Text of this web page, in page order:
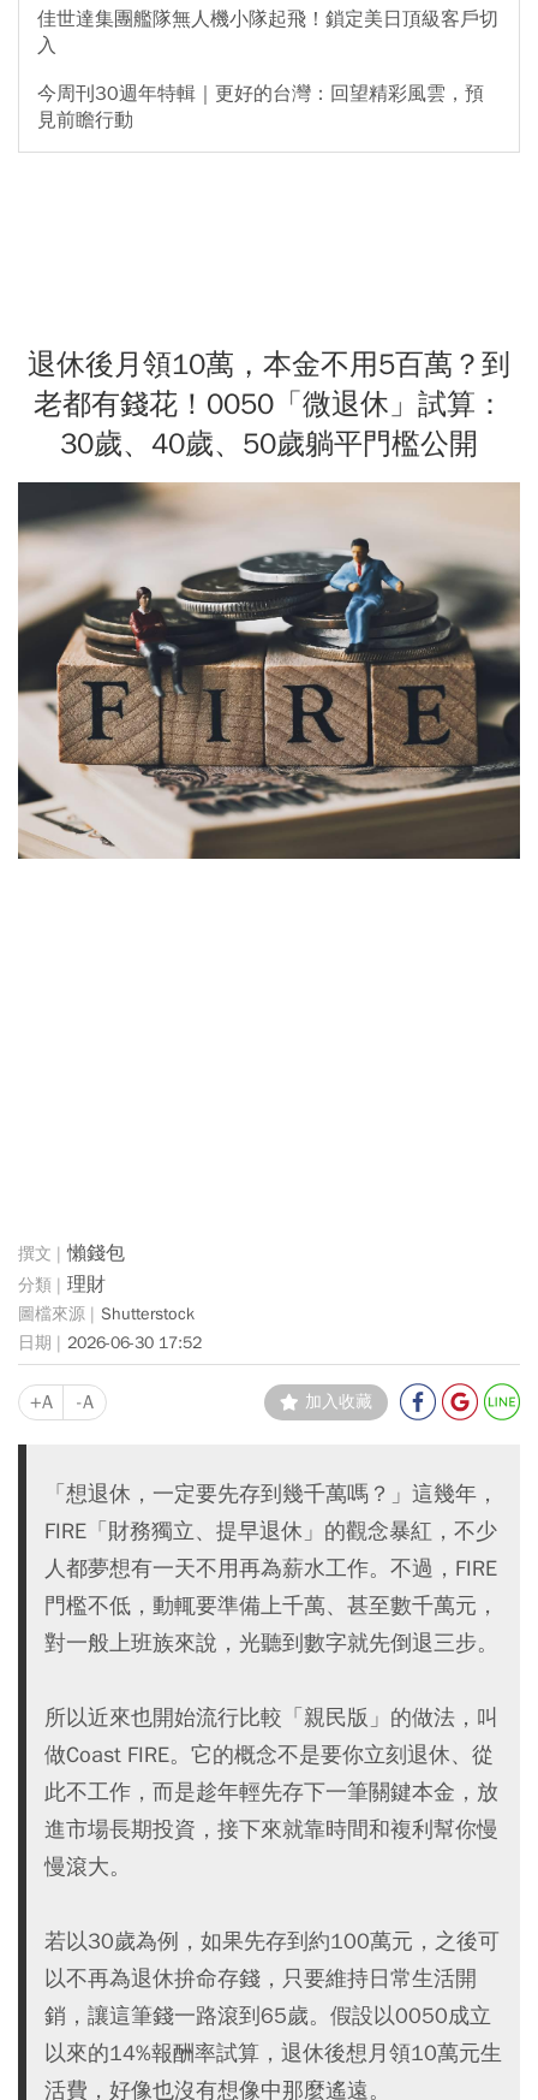
佳世達集團艦隊無人機小隊起飛！鎖定美日頂級客戶切
入
今周刊30週年特輯｜更好的台灣：回望精彩風雲，預
見前瞻行動
退休後月領10萬，本金不用5百萬？到
老都有錢花！0050「微退休」試算：
30歲、40歲、50歲躺平門檻公開
懶錢包
理財
Shutterstock
2026-06-30 17:52
+A -A 加入收藏
「想退休，一定要先存到幾千萬嗎？」這幾年，
FIRE「財務獨立、提早退休」的觀念暴紅，不少
人都夢想有一天不用再為薪水工作。不過，FIRE
門檻不低，動輒要準備上千萬、甚至數千萬元，
對一般上班族來說，光聽到數字就先倒退三步。
所以近來也開始流行比較「親民版」的做法，叫
做Coast FIRE。它的概念不是要你立刻退休、從
此不工作，而是趁年輕先存下一筆關鍵本金，放
進市場長期投資，接下來就靠時間和複利幫你慢
慢滾大。
若以30歲為例，如果先存到約100萬元，之後可
以不再為退休拚命存錢，只要維持日常生活開
銷，讓這筆錢一路滾到65歲。假設以0050成立
以來的14%報酬率試算，退休後想月領10萬元生
活費，好像也沒有想像中那麼遙遠。